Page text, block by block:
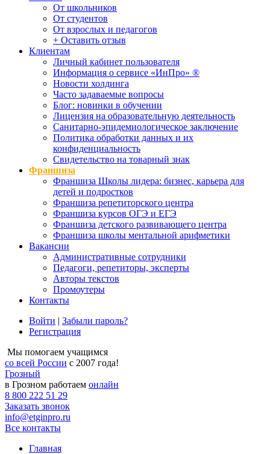
От школьников
От студентов
От взрослых и педагогов
+ Оставить отзыв
Клиентам
Личный кабинет пользователя
Информация о сервисе «ИнПро» ®
Новости холдинга
Часто задаваемые вопросы
Блог: новинки в обучении
Лицензия на образовательную деятельность
Санитарно-эпидемиологическое заключение
Политика обработки данных и их
конфиденциальность
Свидетельство на товарный знак
Франшиза
Франшиза Школы лидера: бизнес, карьера для
детей и подростков
Франшиза репетиторского центра
Франшиза курсов ОГЭ и ЕГЭ
Франшиза детского развивающего центра
Франшиза школы ментальной арифметики
Вакансии
Административные сотрудники
Педагоги, репетиторы, эксперты
Авторы текстов
Промоутеры
Контакты
Войти | Забыли пароль?
Регистрация
Мы помогаем учащимся
со всей России с 2007 года!
Грозный
в Грозном работаем онлайн
8 800 222 51 29
Заказать звонок
info@etginpro.ru
Все контакты
Главная